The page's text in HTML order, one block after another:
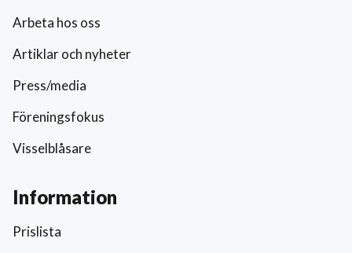
Arbeta hos oss
Artiklar och nyheter
Press/media
Föreningsfokus
Visselblåsare
Information
Prislista